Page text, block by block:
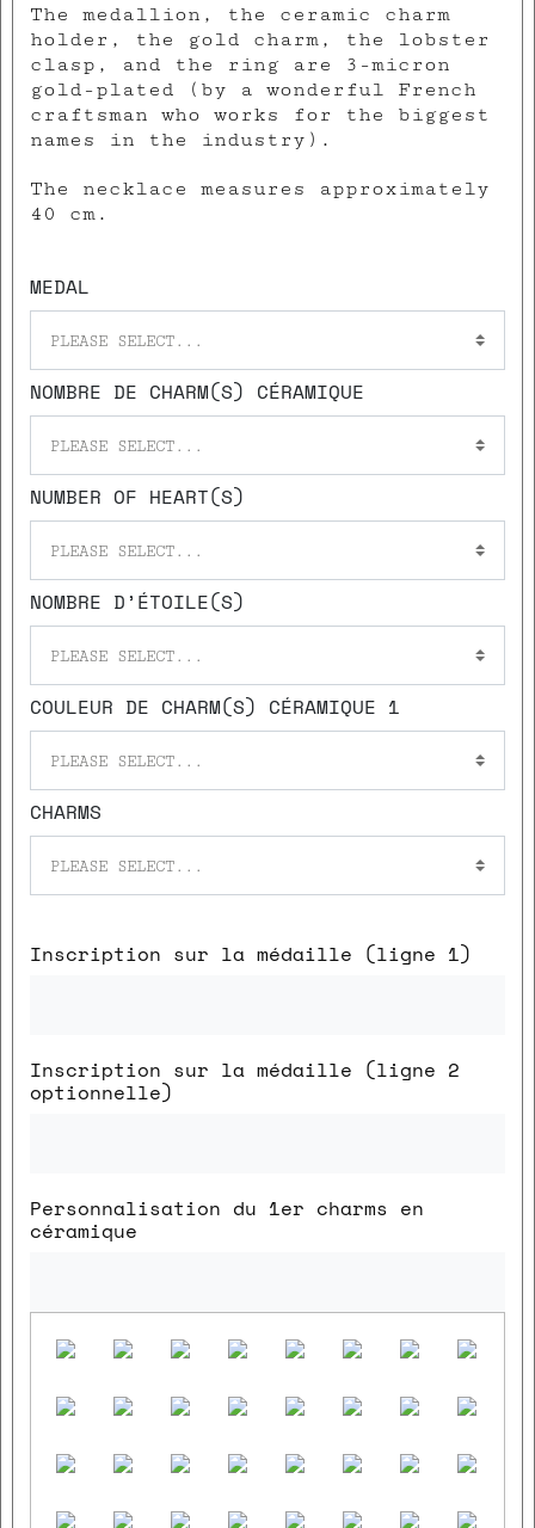
The medallion, the ceramic charm
holder, the gold charm, the lobster
clasp, and the ring are 3-micron
gold-plated (by a wonderful French
craftsman who works for the biggest
names in the industry).
The necklace measures approximately
40 cm.
MEDAL
PLEASE SELECT...
NOMBRE DE CHARM(S) CÉRAMIQUE
PLEASE SELECT...
NUMBER OF HEART(S)
PLEASE SELECT...
NOMBRE D’ÉTOILE(S)
PLEASE SELECT...
COULEUR DE CHARM(S) CÉRAMIQUE 1
PLEASE SELECT...
CHARMS
PLEASE SELECT...
Inscription sur la médaille (ligne 1)
Inscription sur la médaille (ligne 2
optionnelle)
Personnalisation du 1er charms en
céramique